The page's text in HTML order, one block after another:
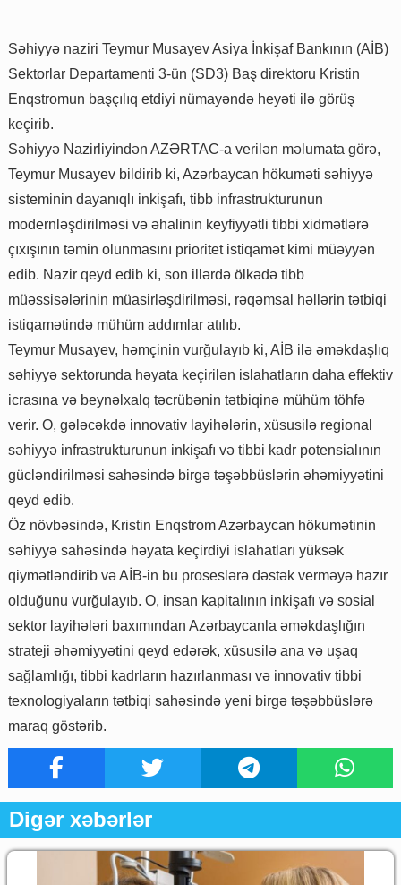
Səhiyyə naziri Teymur Musayev Asiya İnkişaf Bankının (AİB)
Sektorlar Departamenti 3-ün (SD3) Baş direktoru Kristin
Enqstromun başçılıq etdiyi nümayəndə heyəti ilə görüş
keçirib.
Səhiyyə Nazirliyindən AZƏRTAC-a verilən məlumata görə,
Teymur Musayev bildirib ki, Azərbaycan hökuməti səhiyyə
sisteminin dayanıqlı inkişafı, tibb infrastrukturunun
modernləşdirilməsi və əhalinin keyfiyyətli tibbi xidmətlərə
çıxışının təmin olunmasını prioritet istiqamət kimi müəyyən
edib. Nazir qeyd edib ki, son illərdə ölkədə tibb
müəssisələrinin müasirləşdirilməsi, rəqəmsal həllərin tətbiqi
istiqamətində mühüm addımlar atılıb.
Teymur Musayev, həmçinin vurğulayıb ki, AİB ilə əməkdaşlıq
səhiyyə sektorunda həyata keçirilən islahatların daha effektiv
icrasına və beynəlxalq təcrübənin tətbiqinə mühüm töhfə
verir. O, gələcəkdə innovativ layihələrin, xüsusilə regional
səhiyyə infrastrukturunun inkişafı və tibbi kadr potensialının
gücləndirilməsi sahəsində birgə təşəbbüslərin əhəmiyyətini
qeyd edib.
Öz növbəsində, Kristin Enqstrom Azərbaycan hökumətinin
səhiyyə sahəsində həyata keçirdiyi islahatları yüksək
qiymətləndirib və AİB-in bu proseslərə dəstək verməyə hazır
olduğunu vurğulayıb. O, insan kapitalının inkişafı və sosial
sektor layihələri baxımından Azərbaycanla əməkdaşlığın
strateji əhəmiyyətini qeyd edərək, xüsusilə ana və uşaq
sağlamlığı, tibbi kadrların hazırlanması və innovativ tibbi
texnologiyaların tətbiqi sahəsində yeni birgə təşəbbüslərə
maraq göstərib.
Digər xəbərlər